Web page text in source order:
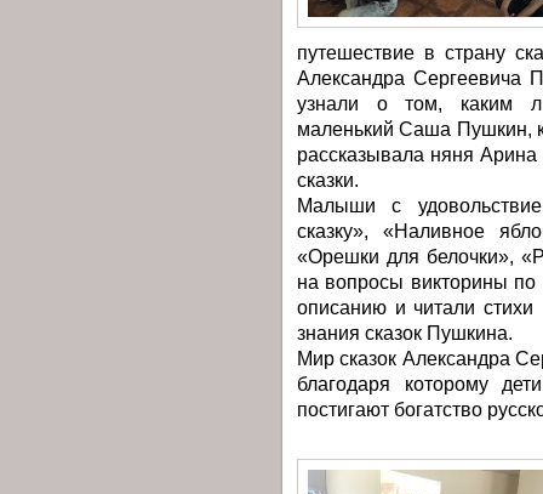
путешествие в страну
Александра Сергеевича
узнали о том, каким
маленький Саша Пушкин,
рассказывала няня
сказки.
Малыши с
сказку», «Наливное
«Орешки для белочки»,
на вопросы викторины по
описанию и читали стихи
знания сказок Пушкина.
Мир сказок Александра
благодаря которому
постигают богатство